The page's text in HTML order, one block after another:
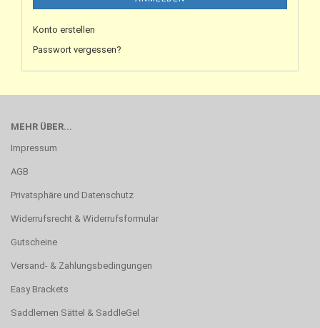
Konto erstellen
Passwort vergessen?
MEHR ÜBER...
Impressum
AGB
Privatsphäre und Datenschutz
Widerrufsrecht & Widerrufsformular
Gutscheine
Versand- & Zahlungsbedingungen
Easy Brackets
Saddlemen Sättel & SaddleGel